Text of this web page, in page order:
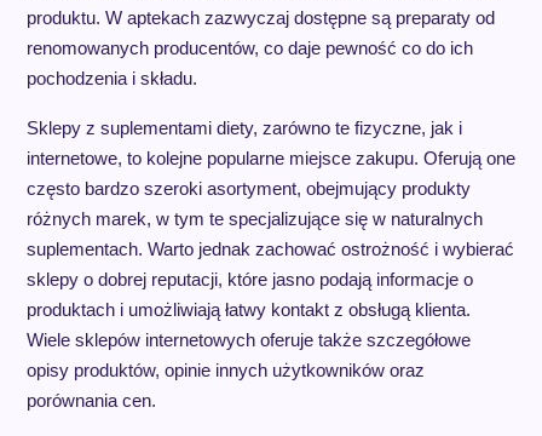
produktu. W aptekach zazwyczaj dostępne są preparaty od
renomowanych producentów, co daje pewność co do ich
pochodzenia i składu.
Sklepy z suplementami diety, zarówno te fizyczne, jak i
internetowe, to kolejne popularne miejsce zakupu. Oferują one
często bardzo szeroki asortyment, obejmujący produkty
różnych marek, w tym te specjalizujące się w naturalnych
suplementach. Warto jednak zachować ostrożność i wybierać
sklepy o dobrej reputacji, które jasno podają informacje o
produktach i umożliwiają łatwy kontakt z obsługą klienta.
Wiele sklepów internetowych oferuje także szczegółowe
opisy produktów, opinie innych użytkowników oraz
porównania cen.